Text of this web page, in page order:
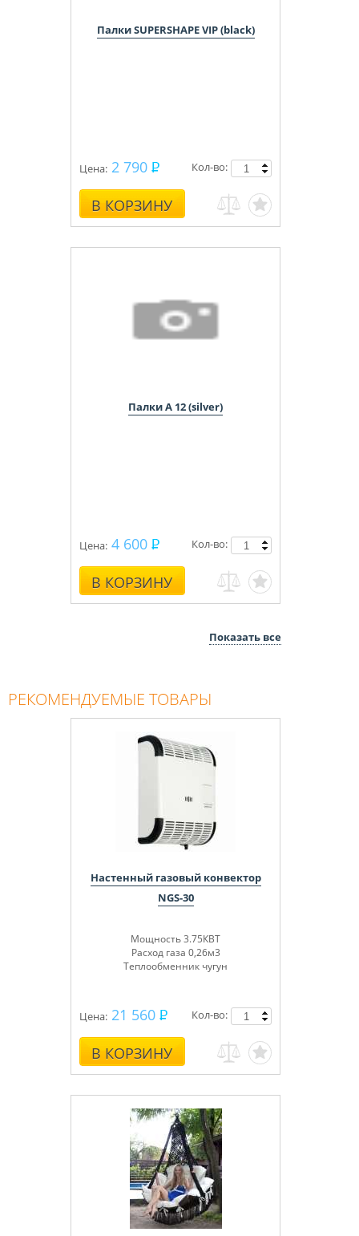
Палки SUPERSHAPE VIP (black)
Цена: 2 790
В КОРЗИНУ
Кол-во:
Палки A 12 (silver)
Цена: 4 600
В КОРЗИНУ
Кол-во:
Показать все
РЕКОМЕНДУЕМЫЕ ТОВАРЫ
Настенный газовый конвектор
NGS-30
Мощность 3.75КВТ
Расход газа 0,26м3
Теплообменник чугун
Цена: 21 560
В КОРЗИНУ
Кол-во: